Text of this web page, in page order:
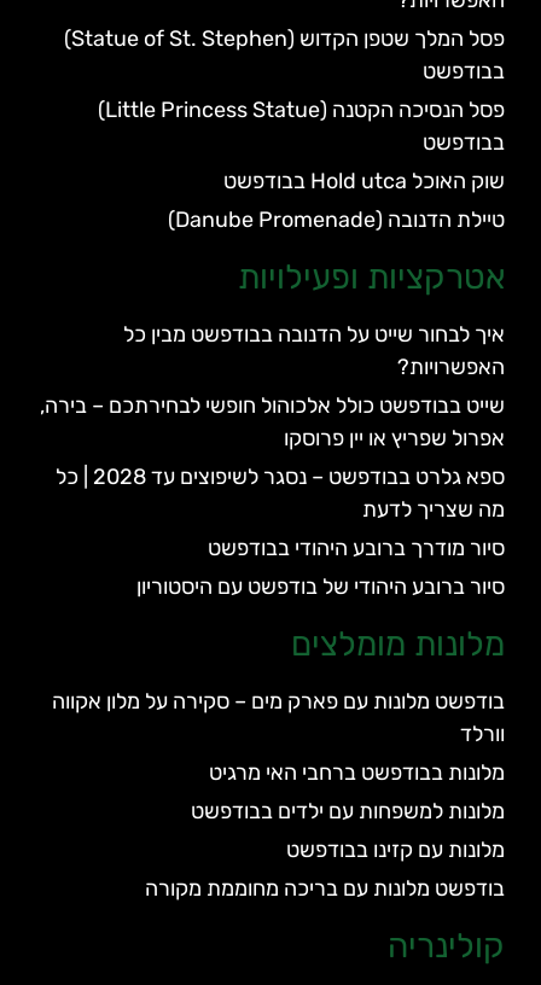
פסל המלך שטפן הקדוש (Statue of St. Stephen)
בבודפשט
פסל הנסיכה הקטנה (Little Princess Statue)
בבודפשט
שוק האוכל Hold utca בבודפשט
טיילת הדנובה (Danube Promenade)
אטרקציות ופעילויות
איך לבחור שייט על הדנובה בבודפשט מבין כל
האפשרויות?
שייט בבודפשט כולל אלכוהול חופשי לבחירתכם – בירה,
אפרול שפריץ או יין פרוסקו
ספא גלרט בבודפשט – נסגר לשיפוצים עד 2028 | כל
מה שצריך לדעת
סיור מודרך ברובע היהודי בבודפשט
סיור ברובע היהודי של בודפשט עם היסטוריון
מלונות מומלצים
בודפשט מלונות עם פארק מים – סקירה על מלון אקווה
וורלד
מלונות בבודפשט ברחבי האי מרגיט
מלונות למשפחות עם ילדים בבודפשט
מלונות עם קזינו בבודפשט
בודפשט מלונות עם בריכה מחוממת מקורה
קולינריה